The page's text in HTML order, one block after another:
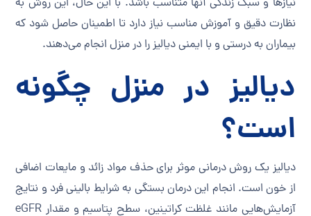
نیازها و سبک زندگی آنها متناسب باشد. با این حال، این روش به
نظارت دقیق و آموزش مناسب نیاز دارد تا اطمینان حاصل شود که
بیماران به درستی و با ایمنی دیالیز را در منزل انجام می‌دهند.
دیالیز در منزل چگونه
است؟
دیالیز یک روش درمانی موثر برای حذف مواد زائد و مایعات اضافی
از خون است. انجام این درمان بستگی به شرایط بالینی فرد و نتایج
آزمایش‌هایی مانند غلظت کراتینین، سطح پتاسیم و مقدار eGFR